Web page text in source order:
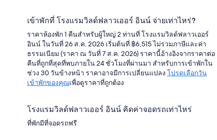
เข้าพักที่ โรงแรมวิลด์ฟลาวเออร์ อินน์ จ่ายเท่าไหร่?
ราคาห้องพัก 1 คืนสำหรับผู้ใหญ่ 2 ท่านที่ โรงแรมวิลด์ฟลาวเออร์
อินน์ ในวันที่ 26 ส.ค. 2026 เริ่มต้นที่ ฿6,515 ไม่รวมภาษีและค่า
ธรรมเนียม (ราคา ณ วันที่ 7 ส.ค. 2026) ราคานี้อ้างอิงจากราคาต่อ
คืนที่ถูกที่สุดที่พบภายใน 24 ชั่วโมงที่ผ่านมา สำหรับการเข้าพักใน
ช่วง 30 วันข้างหน้า ราคาอาจมีการเปลี่ยนแปลง โปรดเลือกวัน
เข้าพักของคุณเพื่อดูราคาที่ถูกต้อง
โรงแรมวิลด์ฟลาวเออร์ อินน์ คิดค่าจอดรถเท่าไหร่
ที่พักมีที่จอดรถฟรี